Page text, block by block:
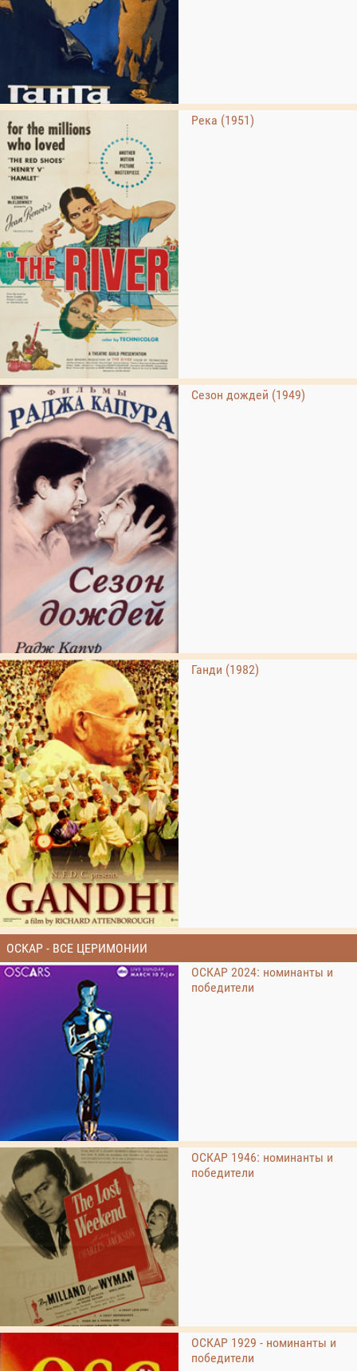
Река (1951)
Сезон дождей (1949)
Ганди (1982)
ОСКАР - ВСЕ ЦЕРИМОНИИ
ОСКАР 2024: номинанты и
победители
ОСКАР 1946: номинанты и
победители
ОСКАР 1929 - номинанты и
победители